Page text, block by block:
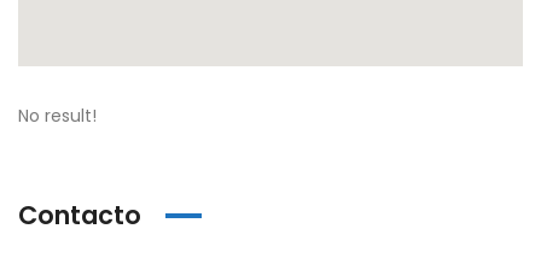
No result!
Contacto